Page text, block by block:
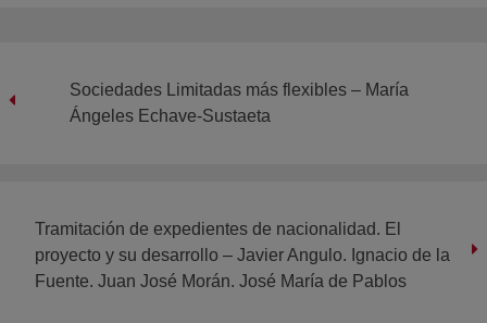
Sociedades Limitadas más flexibles – María
Ángeles Echave-Sustaeta
Tramitación de expedientes de nacionalidad. El
proyecto y su desarrollo – Javier Angulo. Ignacio de la
Fuente. Juan José Morán. José María de Pablos